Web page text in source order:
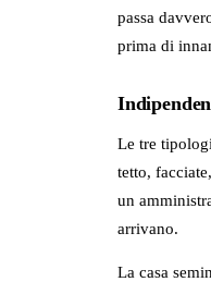
passa
prima di
Le tre
tetto,
un
arrivano.
La casa